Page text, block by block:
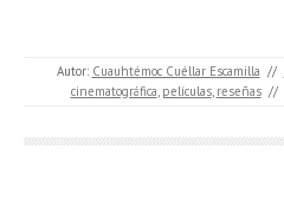
Autor: Cuauhtémoc Cuéllar Escamilla //
cinematográfica películas, reseñas //